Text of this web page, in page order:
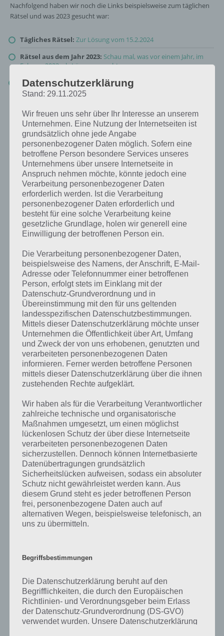
Nachfolgend haben wir noch die Links beispielsweise zum täglichen
Rätsel und was 2023 gesucht war:
Tägliches Rätsel: Zur Lösung vom 15.2.2024
Rätsel aus dem Jahr 2023: Schau mal, was vor einem Jahr, im
Februar 2023, als Lösung gesucht war
Zur Übersicht :4 Bilder 1 Wort Lösungen zu Glückliches Leben
im Februar 2024 !
Kurze Begriffserklärung zur Lösung
Pulver
Bilder 1 Wort, doch welche Bedeutung hat dieses eigentlich und was
gibt es dazu zu wissen? Passt das Wort auch zu Glückliches Leben?
Zu bestimmten Lösungen präsentieren wir daher auch immer eine
kurze Begriffserklärung!
Zu Pulver haben wir zunächst keine weiteren Informationen parat!
Auf WhatsApp teilen Teilen auf Facebook
Mehr Artikel hier auf Touchportal
Datenschutzerklärung
Stand: 29.11.2025
Wir freuen uns sehr über Ihr Interesse an unserem
Unternehmen. Eine Nutzung der Internetseiten ist
grundsätzlich ohne jede Angabe
personenbezogener Daten möglich. Sofern eine
betroffene Person besondere Services unseres
Unternehmens über unsere Internetseite in
Anspruch nehmen möchte, könnte jedoch eine
Verarbeitung personenbezogener Daten
erforderlich werden. Ist die Verarbeitung
personenbezogener Daten erforderlich und
besteht für eine solche Verarbeitung keine
gesetzliche Grundlage, holen wir generell eine
Einwilligung der betroffenen Person ein.
Die Verarbeitung personenbezogener Daten,
beispielsweise des Namens, der Anschrift, E-Mail-
Adresse oder Telefonnummer einer betroffenen
Person, erfolgt stets im Einklang mit der
Datenschutz-Grundverordnung und in
Übereinstimmung mit den für uns geltenden
landesspezifischen Datenschutzbestimmungen.
Mittels dieser Datenschutzerklärung möchte unser
Unternehmen die Öffentlichkeit über Art, Umfang
und Zweck der von uns erhobenen, genutzten und
verarbeiteten personenbezogenen Daten
informieren. Ferner werden betroffene Personen
mittels dieser Datenschutzerklärung über die ihnen
zustehenden Rechte aufgeklärt.
Wir haben als für die Verarbeitung Verantwortlicher
zahlreiche technische und organisatorische
Maßnahmen umgesetzt, um einen möglichst
lückenlosen Schutz der über diese Internetseite
verarbeiteten personenbezogenen Daten
sicherzustellen. Dennoch können Internetbasierte
Datenübertragungen grundsätzlich
Sicherheitslücken aufweisen, sodass ein absoluter
Schutz nicht gewährleistet werden kann. Aus
diesem Grund steht es jeder betroffenen Person
frei, personenbezogene Daten auch auf
alternativen Wegen, beispielsweise telefonisch, an
uns zu übermitteln.
Begriffsbestimmungen
Die Datenschutzerklärung beruht auf den
Begrifflichkeiten, die durch den Europäischen
Richtlinien- und Verordnungsgeber beim Erlass
der Datenschutz-Grundverordnung (DS-GVO)
verwendet wurden. Unsere Datenschutzerklärung